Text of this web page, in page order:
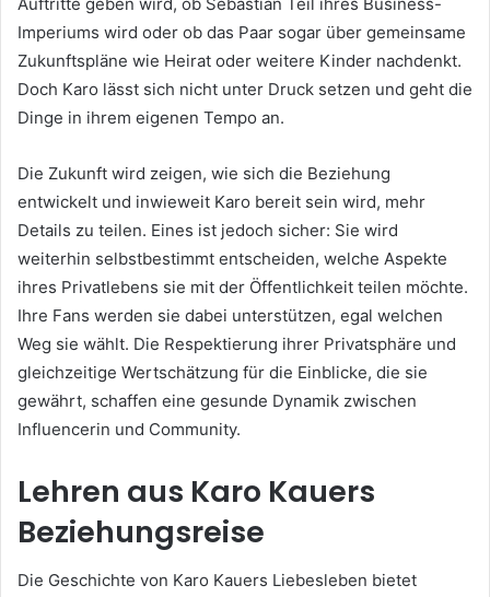
Imperiums wird oder ob das Paar sogar über gemeinsame
Zukunftspläne wie Heirat oder weitere Kinder nachdenkt.
Doch Karo lässt sich nicht unter Druck setzen und geht die
Dinge in ihrem eigenen Tempo an.
Die Zukunft wird zeigen, wie sich die Beziehung
entwickelt und inwieweit Karo bereit sein wird, mehr
Details zu teilen. Eines ist jedoch sicher: Sie wird
weiterhin selbstbestimmt entscheiden, welche Aspekte
ihres Privatlebens sie mit der Öffentlichkeit teilen möchte.
Ihre Fans werden sie dabei unterstützen, egal welchen
Weg sie wählt. Die Respektierung ihrer Privatsphäre und
gleichzeitige Wertschätzung für die Einblicke, die sie
gewährt, schaffen eine gesunde Dynamik zwischen
Influencerin und Community.
Lehren aus Karo Kauers
Beziehungsreise
Die Geschichte von Karo Kauers Liebesleben bietet